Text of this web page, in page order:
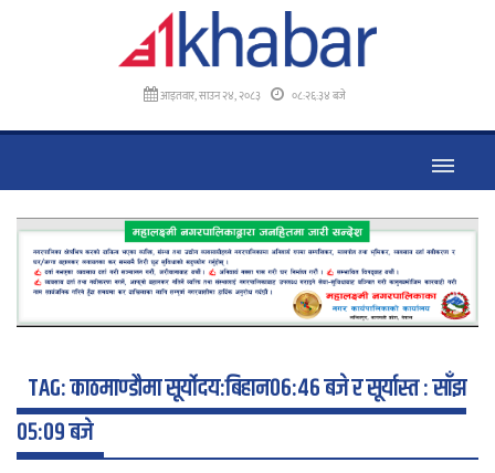
आइतवार, साउन २४, २०८३ ०८:२६:३५ बजे
TAG:काठमाण्डौमा सूर्योदय:बिहान०६:४६ बजे र सूर्यास्त : साँझ
०५:०९ बजे